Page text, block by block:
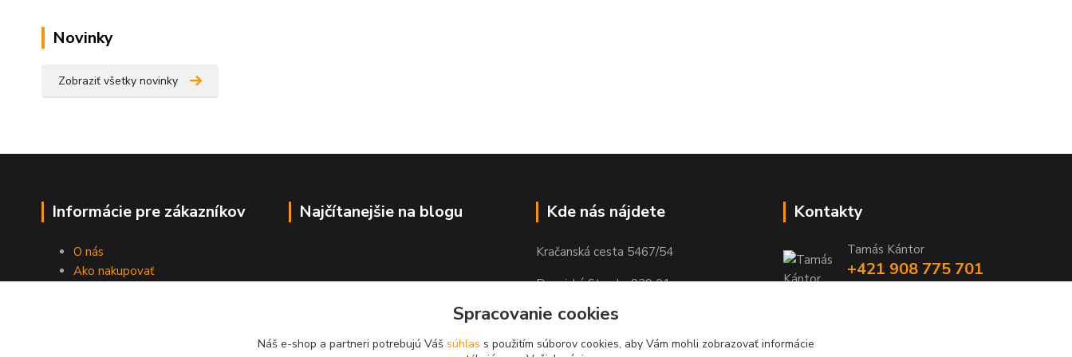
Novinky
Zobraziť všetky novinky
Informácie pre zákazníkov
O nás
Ako nakupovať
Najčítanejšie na blogu Kde nás nájdete
Kračanská cesta 5467/54
Dunajská Streda, 929 01
Kontakty
Tamás Kántor
+421 908 775 701
Spracovanie cookies
Náš e-shop a partneri potrebujú Váš súhlas s použitím súborov cookies, aby Vám mohli zobrazovať informácie